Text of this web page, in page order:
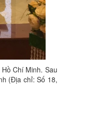
Chí Minh. Sau
(Địa chỉ: Số 18,